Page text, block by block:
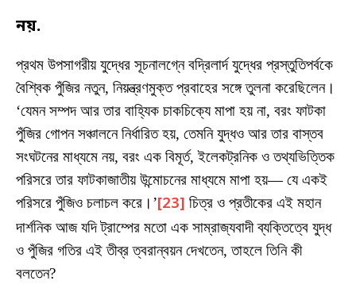
নয়.
প্রথম উপসাগরীয় যুদ্ধের সূচনালগ্নে বদ্রিলার্দ যুদ্ধের প্রস্তুতিপর্বকে
বৈশ্বিক পুঁজির নতুন, নিয়ন্ত্রণমুক্ত প্রবাহের সঙ্গে তুলনা করেছিলেন।
‘যেমন সম্পদ আর তার বাহ্যিক চাকচিক্যে মাপা হয় না, বরং ফাটকা
পুঁজির গোপন সঞ্চালনে নির্ধারিত হয়, তেমনি যুদ্ধও আর তার বাস্তব
সংঘটনের মাধ্যমে নয়, বরং এক বিমূর্ত, ইলেকট্রনিক ও তথ্যভিত্তিক
পরিসরে তার ফাটকাজাতীয় উন্মোচনের মাধ্যমে মাপা হয়— যে একই
পরিসরে পুঁজিও চলাচল করে।’[23] চিত্র ও প্রতীকের এই মহান
দার্শনিক আজ যদি ট্রাম্পের মতো এক সাম্রাজ্যবাদী ব্যক্তিত্বে যুদ্ধ
ও পুঁজির গতির এই তীব্র ত্বরান্বয়ন দেখতেন, তাহলে তিনি কী
বলতেন?